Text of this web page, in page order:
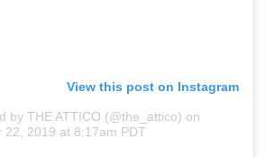
View this post on Instagram
by THE ATTICO (@the_attico) on
22, 2019 at 8:17am PDT